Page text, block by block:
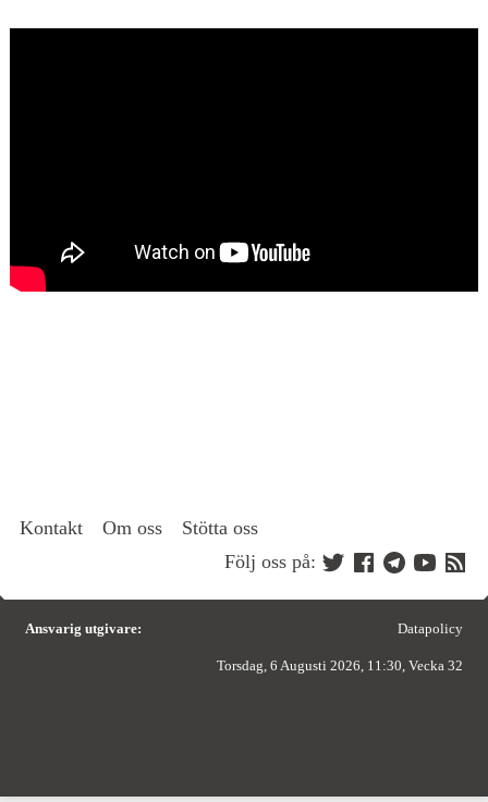
Kontakt Om oss
Stötta oss
Följ oss på:
Ansvarig utgivare: Datapolicy
Torsdag, 6 Augusti 2026, 11:30, Vecka 32